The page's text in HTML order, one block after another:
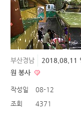
찾아오시
부산경남
2018.08.11
원 봉사
작성일
08-12
조회
4371